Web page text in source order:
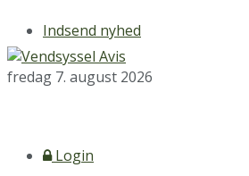
Indsend nyhed
fredag 7. august 2026
Login